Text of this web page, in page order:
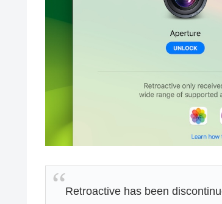
Retroactive has been